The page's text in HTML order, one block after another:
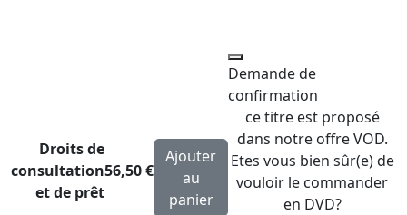
Droits de
consultation
et de prêt
56,50 €
Ajouter
au
panier
Demande de
confirmation
ce titre est proposé
dans notre offre VOD.
Etes vous bien sûr(e) de
vouloir le commander
en DVD?